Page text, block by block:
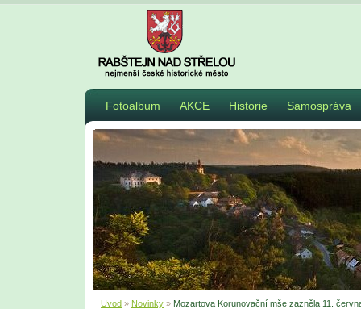
Fotoalbum AKCE Historie Samospráva
Úvod » Novinky » Mozartova Korunovační mše zazněla 11.